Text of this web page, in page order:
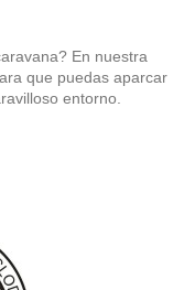
En nuestra
que puedas aparcar
entorno.